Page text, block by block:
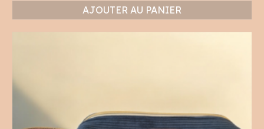
AJOUTER AU PANIER